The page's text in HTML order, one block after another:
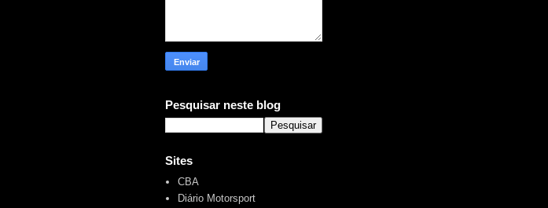
Pesquisar neste blog
Sites
CBA
Diário Motorsport